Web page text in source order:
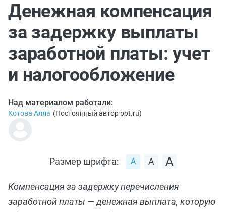
отношений
Денежная компенсация
за задержку выплаты
заработной платы: учет
и налогообложение
Над материалом работали:
Котова Алла (Постоянный автор ppt.ru)
Размер шрифта:
Компенсация за задержку перечисления
заработной платы — денежная выплата, которую